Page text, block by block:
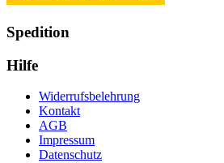
Spedition
Hilfe
Widerrufsbelehrung
Kontakt
AGB
Impressum
Datenschutz